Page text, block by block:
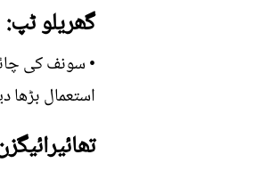
گھریلو ٹپ:
• سونف کی
استعمال بڑھا